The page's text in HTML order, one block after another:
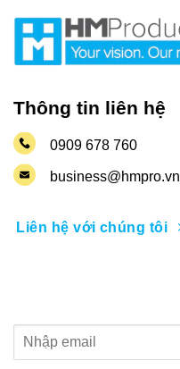
Thông tin liên hệ
0909 678 760
business@hmpro.vn
Liên hệ với chúng tôi